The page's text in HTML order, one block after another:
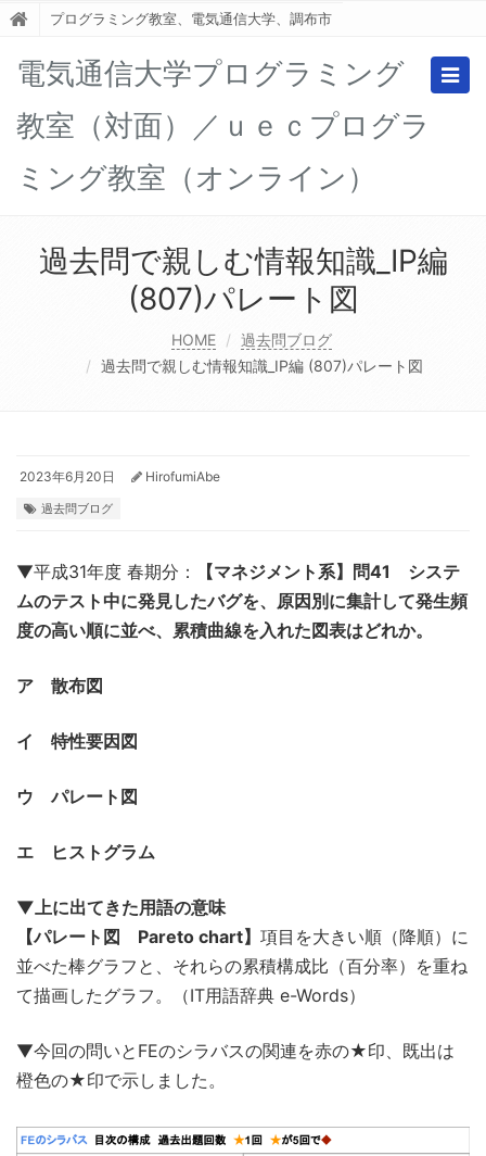
プログラミング教室、電気通信大学、調布市
電気通信大学プログラミング
教室（対面）／ｕｅｃプログラ
ミング教室（オンライン）
過去問で親しむ情報知識_IP編
(807)パレート図
HOME
過去問ブログ
過去問で親しむ情報知識_IP編 (807)パレート図
2023年6月20日 HirofumiAbe
過去問ブログ
▼平成31年度 春期分：
【マネジメント系】問41 システ
ムのテスト中に発見したバグを、原因別に集計して発生頻
度の高い順に並べ、累積曲線を入れた図表はどれか。
ア 散布図
イ 特性要因図
ウ パレート図
エ ヒストグラム
▼上に出てきた用語の意味
【パレート図 Pareto chart】 項目を大きい順（降順）に
並べた棒グラフと、それらの累積構成比（百分率）を重ね
て描画したグラフ。（IT用語辞典 e-Words）
▼今回の問いとFEのシラバスの関連を赤の★印、既出は
橙色の★印で示しました。